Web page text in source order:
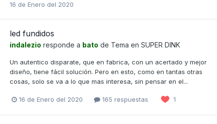
16 de Enero del 2020
led fundidos
indalezio responde a bato de Tema en SUPER DINK
Un autentico disparate, que en fabrica, con un acertado y mejor
diseño, tiene fácil solución. Pero en esto, como en tantas otras
cosas, solo se va a lo que mas interesa, sin pensar en el...
16 de Enero del 2020 165 respuestas 1